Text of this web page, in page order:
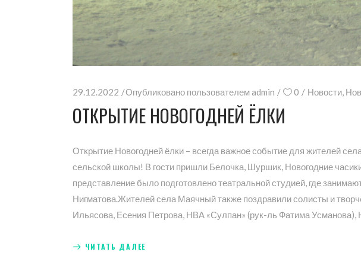
29.12.2022 Опубликовано пользователемadmin 0 Новости,
ОТКРЫТИЕ НОВОГОДНЕЙ ЁЛКИ
Открытие Новогодней ёлки – всегда важное событие для жителей
сельской школы! В гости пришли Белочка, Шуршик, Новогодние
представление было подготовлено театральной студией, где
Нигматова.Жителей села Маячный также поздравили солисты и
Ильясова, Есения Петрова, НВА «Сулпан» (рук-ль Фатима
ЧИТАТЬ ДАЛЕЕ